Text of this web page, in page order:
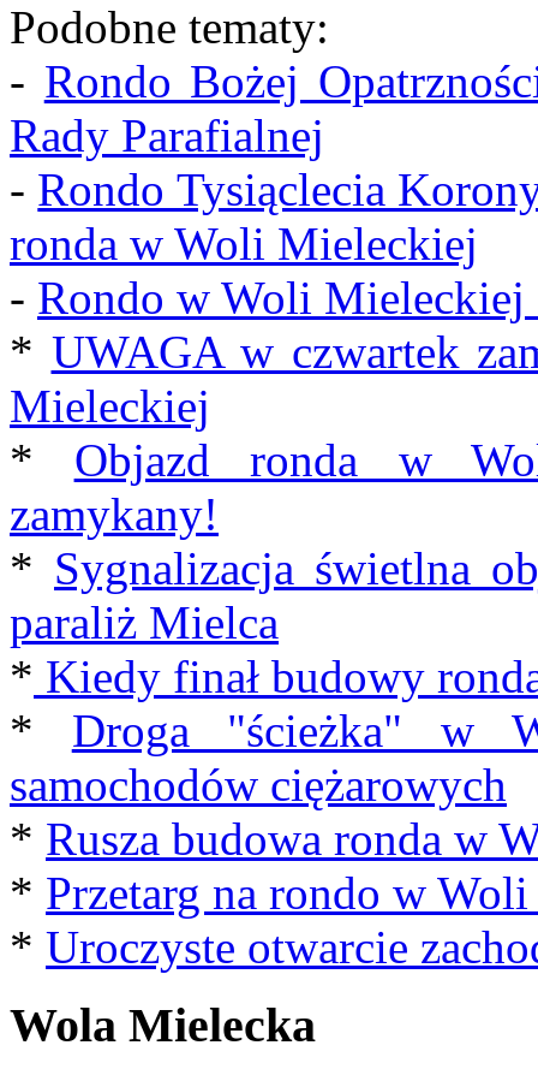
Podobne tematy:
- Rondo Bożej
Rady Parafialnej
- Rondo Tysiąclecia
ronda w Woli Mieleckiej
- Rondo w Woli
* UWAGA w czwartek
Mieleckiej
* Objazd ronda w
zamykany!
* Sygnalizacja świetlna
paraliż Mielca
* Kiedy finał budowy
* Droga "ścieżka" w
samochodów ciężarowych
* Rusza budowa ronda w
* Przetarg na rondo w
* Uroczyste otwarcie
Wola Mielecka